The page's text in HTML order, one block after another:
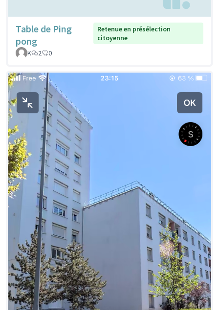
Table de Ping
pong
Retenue en présélection
citoyenne
K
2 0